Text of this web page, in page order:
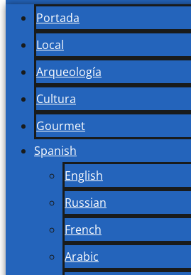
Portada
Local
Arqueología
Cultura
Gourmet
Spanish
English
Russian
French
Arabic